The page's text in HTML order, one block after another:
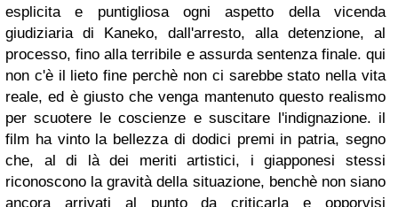
esplicita e puntigliosa ogni aspetto della vicenda
giudiziaria di Kaneko, dall'arresto, alla detenzione, al
processo, fino alla terribile e assurda sentenza finale. qui
non c'è il lieto fine perchè non ci sarebbe stato nella vita
reale, ed è giusto che venga mantenuto questo realismo
per scuotere le coscienze e suscitare l'indignazione. il
film ha vinto la bellezza di dodici premi in patria, segno
che, al di là dei meriti artistici, i giapponesi stessi
riconoscono la gravità della situazione, benchè non siano
ancora arrivati al punto da criticarla e opporvisi